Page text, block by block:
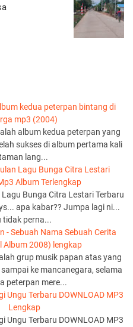
kedua peterpan bintang di
mp3 (2004)
album kedua peterpan yang
sukses di album pertama kali
lang...
Lagu Bunga Citra Lestari
Album Terlengkap
Bunga Citra Lestari Terbaru
apa kabar?? Jumpa lagi ni...
tidak perna...
- Sebuah Nama Sebuah Cerita
Album 2008) lengkap
grup musik papan atas yang
ke mancanegara, selama
peterpan mere...
Ungu Terbaru DOWNLOAD MP3
Lengkap
Ungu Terbaru DOWNLOAD MP3